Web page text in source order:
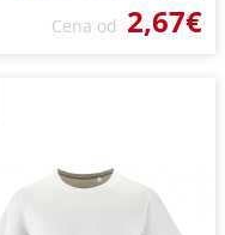
Cena od 2,67€